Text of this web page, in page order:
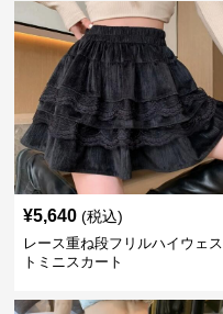
¥5,640 (税込)
レース重ね段フリルハイウェス
トミニスカート